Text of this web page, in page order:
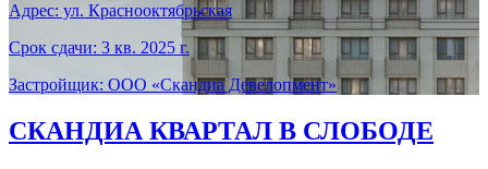
Адрес: ул. Краснооктябрьская
Срок сдачи: 3 кв. 2025 г.
Застройщик: ООО «Скандиа Девелопмент»
СКАНДИА КВАРТАЛ В СЛОБОДЕ